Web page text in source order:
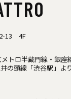
13 4F
トロ半蔵門線・銀座
の頭線「渋谷駅」よ